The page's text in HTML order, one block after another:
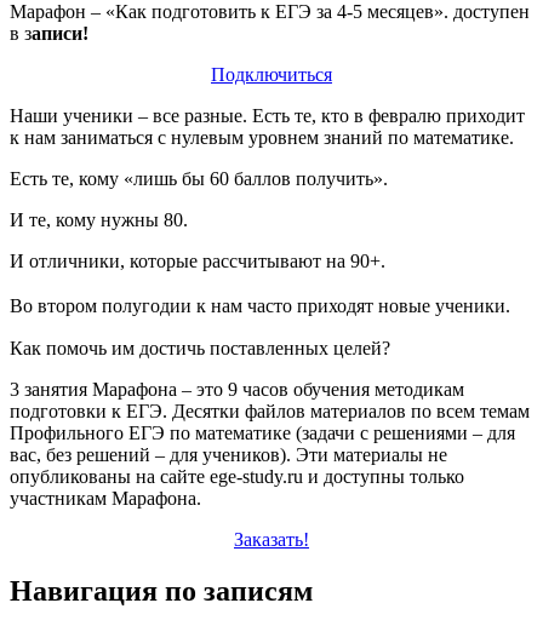
Марафон – «Как подготовить к ЕГЭ за 4-5 месяцев». доступен
в записи!
Подключиться
Наши ученики – все разные. Есть те, кто в февралю приходит
к нам заниматься с нулевым уровнем знаний по математике.
Есть те, кому «лишь бы 60 баллов получить».
И те, кому нужны 80.
И отличники, которые рассчитывают на 90+.
Во втором полугодии к нам часто приходят новые ученики.
Как помочь им достичь поставленных целей?
3 занятия Марафона – это 9 часов обучения методикам
подготовки к ЕГЭ. Десятки файлов материалов по всем темам
Профильного ЕГЭ по математике (задачи с решениями – для
вас, без решений – для учеников). Эти материалы не
опубликованы на сайте ege-study.ru и доступны только
участникам Марафона.
Заказать!
Навигация по записям